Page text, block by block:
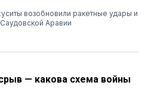
возобновили ракетные удары и
Аравии
— какова схема войны